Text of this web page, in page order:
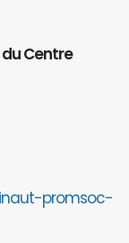
Centre
promsoc-